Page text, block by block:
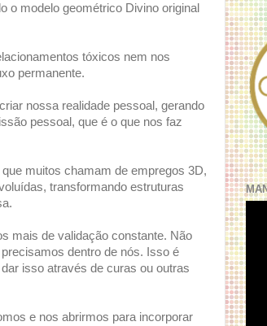
o modelo geométrico Divino original
tóxicos nem nos
permanente.
nossa realidade pessoal, gerando
pessoal, que é o que nos faz
muitos chamam de empregos 3D,
transformando estruturas
mais de validação constante. Não
dentro de nós. Isso é
isso através de curas ou outras
e nos abrirmos para incorporar